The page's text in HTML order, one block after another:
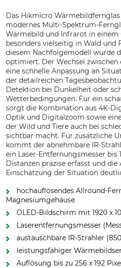
Das Hikmicro
modernes Multi-Spektrum-
Wärmebild und Infrarot in
besonders vielseitig in Wald und
diesem Nachfolgemodell wurde
optimiert. Der Wechsel
eine schnelle Anpassung an
der detailreichen
Detektion bei Dunkelheit oder
Wetterbedingungen. Für ein
sorgt die Kombination aus 4K-
Optik und Digitalzoom sowie
der Wild und Tiere auch bei
sichtbar macht. Für zusätzliche
kommt der abnehmbare IR-
ein Laser-Entfernungsmesser bis
Distanzen präzise erfasst und die
Einschätzung der Situation
hochauflösendes Allround-
Magnesiumgehäuse
OLED-Bildschirm mit 1920 x
Laserentfernungsmesser
austauschbare IR-Strahler
leistungsfähiger
Auflösung bis zu 256 x 192